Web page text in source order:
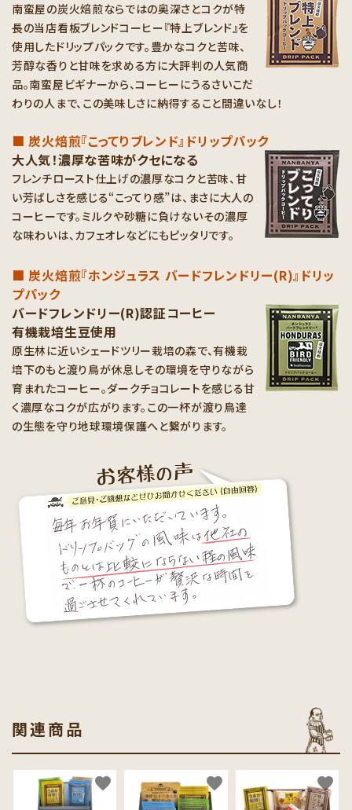
南蛮屋の炭火焙煎ならではの奥深さとコクが特
長の当店看板ブレンドコーヒー『特上ブレンド』を
使用したドリップパックです。豊かなコクと苦味、
芳醇な香りと甘味を求める方に大評判の人気商
品。南蛮屋ビギナーから、コーヒーにうるさいこだ
わりの人まで、この美味しさに納得すること間違いなし！
■ 炭火焙煎『こってりブレンド』ドリップパック
大人気！濃厚な苦味がクセになる
フレンチロースト仕上げの濃厚なコクと苦味、甘
い芳ばしさを感じる“こってり感”は、まさに大人の
コーヒーです。ミルクや砂糖に負けないその濃厚
な味わいは、カフェオレなどにもピッタリです。
■ 炭火焙煎『ホンジュラス バードフレンドリー(R)』ドリッ
プパック
バードフレンドリー(R)認証コーヒー
有機栽培生豆使用
原生林に近いシェードツリー栽培の森で、有機栽
培下のもと渡り鳥が休息しその環境を守りながら
育まれたコーヒー。ダークチョコレートを感じる甘
く濃厚なコクが広がります。この一杯が渡り鳥達
の生態を守り地球環境保護へと繋がります。
関連商品
favorite favorite favorite